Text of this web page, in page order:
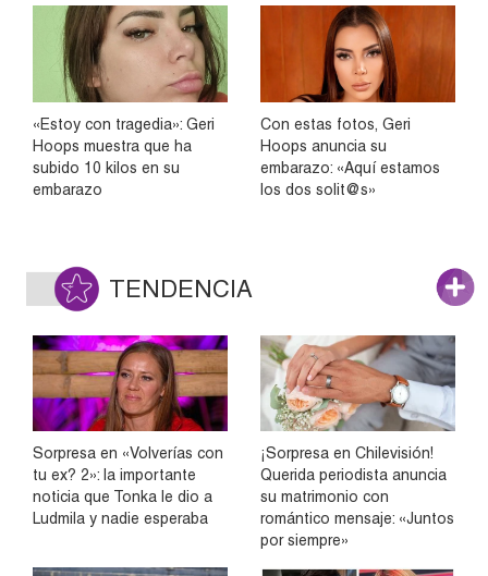
«Estoy con tragedia»: Geri
Hoops muestra que ha
subido 10 kilos en su
embarazo
Con estas fotos, Geri
Hoops anuncia su
embarazo: «Aquí estamos
los dos solit@s»
TENDENCIA
Sorpresa en «Volverías con
tu ex? 2»: la importante
noticia que Tonka le dio a
Ludmila y nadie esperaba
¡Sorpresa en Chilevisión!
Querida periodista anuncia
su matrimonio con
romántico mensaje: «Juntos
por siempre»